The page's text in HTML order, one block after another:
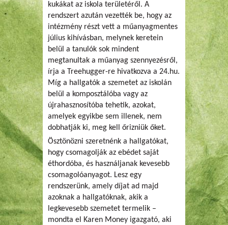
kukákat az iskola területéről. A
rendszert azután vezették be, hogy az
intézmény részt vett a műanyagmentes
július kihívásban, melynek keretein
belül a tanulók sok mindent
megtanultak a műanyag szennyezésről,
írja a Treehugger-re hivatkozva a 24.hu.
Míg a hallgatók a szemetet az iskolán
belül a komposztálóba vagy az
újrahasznosítóba tehetik, azokat,
amelyek egyikbe sem illenek, nem
dobhatják ki, meg kell őrizniük őket.
Ösztönözni szeretnénk a hallgatókat,
hogy csomagolják az ebédet saját
éthordóba, és használjanak kevesebb
csomagolóanyagot. Lesz egy
rendszerünk, amely díjat ad majd
azoknak a hallgatóknak, akik a
legkevesebb szemetet termelik –
mondta el Karen Money igazgató, aki